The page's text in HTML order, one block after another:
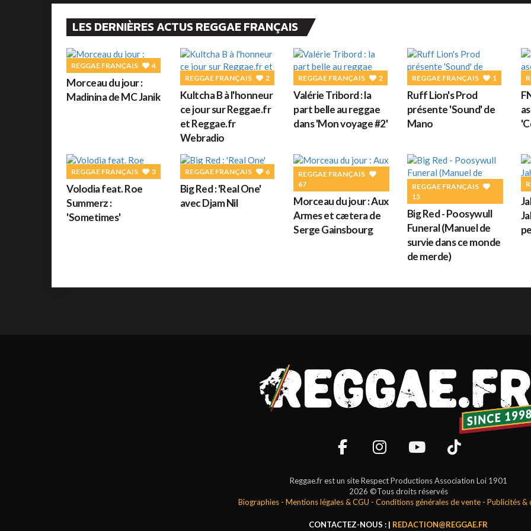
LES DERNIÈRES ACTUS REGGAE FRANÇAIS
REGGAE FRANÇAIS 4
Morceau du jour :
Madinina de MC Janik
REGGAE FRANÇAIS 2
Kultcha B à l'honneur
ce jour sur Reggae.fr
et Reggae.fr
Webradio
REGGAE FRANÇAIS 2
Valérie Tribord : la
part belle au reggae
dans 'Mon voyage #2'
REGGAE FRANÇAIS 1
Ruff Lion's Prod
présente 'Sound' de
Mano
REGGAE FRANÇAIS 3
Volodia feat. Roe
Summerz :
'Sometimes'
REGGAE FRANÇAIS 6
Big Red : 'Real One'
avec Djam Nil
REGGAE FRANÇAIS
67
Morceau du jour : Aux
Armes et cætera de
Serge Gainsbourg
REGGAE FRANÇAIS
15
Big Red - Poosywull
Funeral (Manuel de
survie dans ce monde
de merde)
Reggae.fr est un site Respect Productions Association Loi 1901
2026 ©Tous droits réservés
Biographies- Mentions légales & CGU - Conditions générales de vente- Publicités &
CONTACTEZ-NOUS : | REDACTION@REGGAE.FR